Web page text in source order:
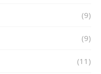
(9)
(9)
(11)